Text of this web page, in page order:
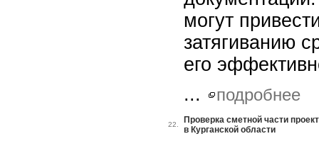
могут
затягиванию
его
...
подробнее
22.
Проверка сметной части
в Курганской области